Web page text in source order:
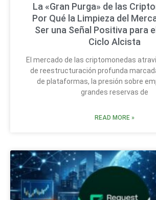
La «Gran Purga» de las
Por Qué la Limpieza del
Ser una Señal Positiva para
Ciclo Alcista
El mercado de las criptomonedas
de reestructuración profunda
de plataformas, la presión sobre
grandes reservas de
READ MORE »